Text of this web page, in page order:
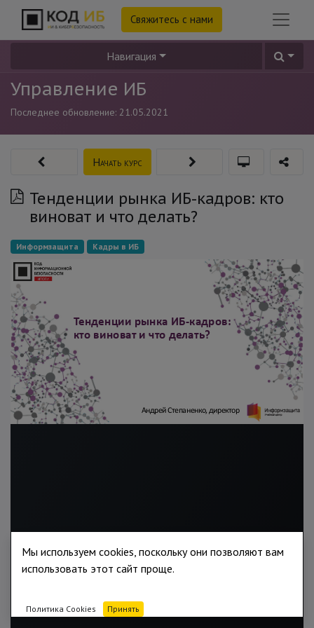
Свяжитесь с нами
Навигация
Управление ИБ
Последнее обновление: 21.05.2021
Тенденции рынка ИБ-кадров: кто
виноват и что делать?
Начать курс
Информзащита Кадры в ИБ
Мы используем cookies, поскольку они позволяют вам
использовать этот сайт проще.
Политика Cookies Принять